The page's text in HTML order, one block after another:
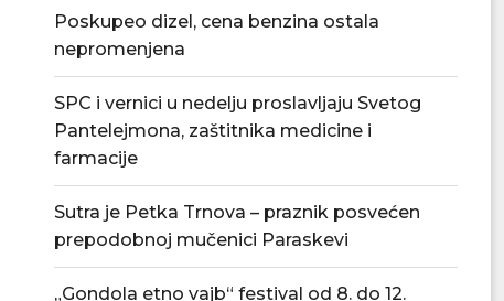
Poskupeo dizel, cena benzina ostala
nepromenjena
SPC i vernici u nedelju proslavljaju Svetog
Pantelejmona, zaštitnika medicine i
farmacije
Sutra je Petka Trnova – praznik posvećen
prepodobnoj mučenici Paraskevi
„Gondola etno vajb“ festival od 8. do 12.